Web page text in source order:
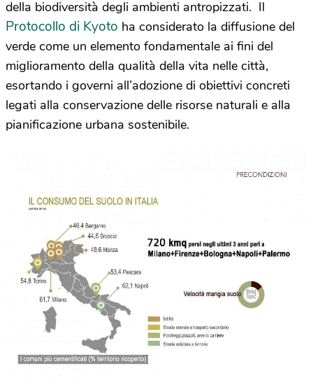
della biodiversità degli ambienti antropizzati. Il
Protocollo di Kyoto ha considerato la diffusione del
verde come un elemento fondamentale ai fini del
miglioramento della qualità della vita nelle città,
esortando i governi all’adozione di obiettivi concreti
legati alla conservazione delle risorse naturali e alla
pianificazione urbana sostenibile.